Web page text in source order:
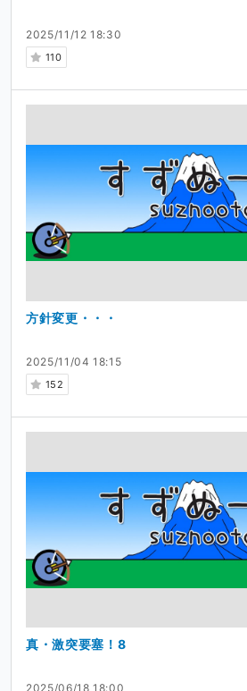
2025/11/12 18:30
110
2025/11/04 18:15
152
方針変更・・・
2025/06/18 18:00
真・激突要塞！8